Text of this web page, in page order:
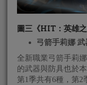
圖三《HIT：英雄
弓箭手莉娜
全新職業弓箭手莉
的武器與防具也於
第1季共有6種，第2